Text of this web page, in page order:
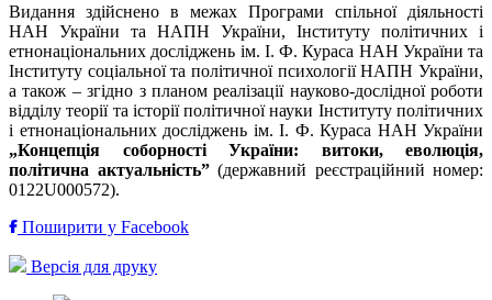
Видання здійснено в межах Програми спільної діяльності
НАН України та НАПН України, Інституту політичних і
етнонаціональних досліджень ім. І. Ф. Кураса НАН України та
Інституту соціальної та політичної психології НАПН України,
а також – згідно з планом реалізації науково-дослідної роботи
відділу теорії та історії політичної науки Інституту політичних
і етнонаціональних досліджень ім. І. Ф. Кураса НАН України
„Концепція соборності України: витоки, еволюція,
політична актуальність”(державний реєстраційний номер:
0122U000572).
Поширити у Facebook
Версія для друку